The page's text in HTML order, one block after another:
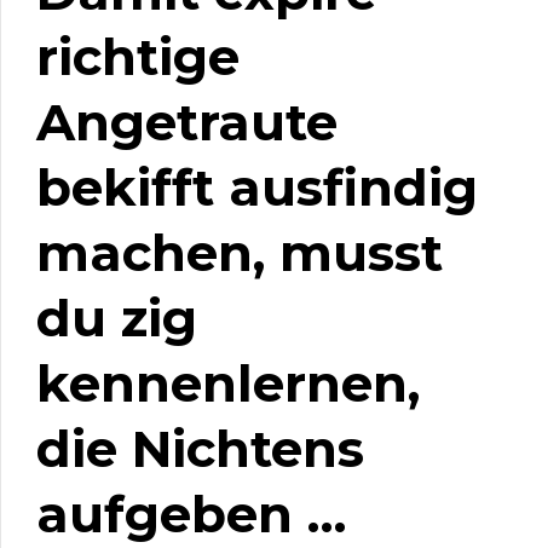
richtige
Angetraute
bekifft ausfindig
machen, musst
du zig
kennenlernen,
die Nichtens
aufgeben …